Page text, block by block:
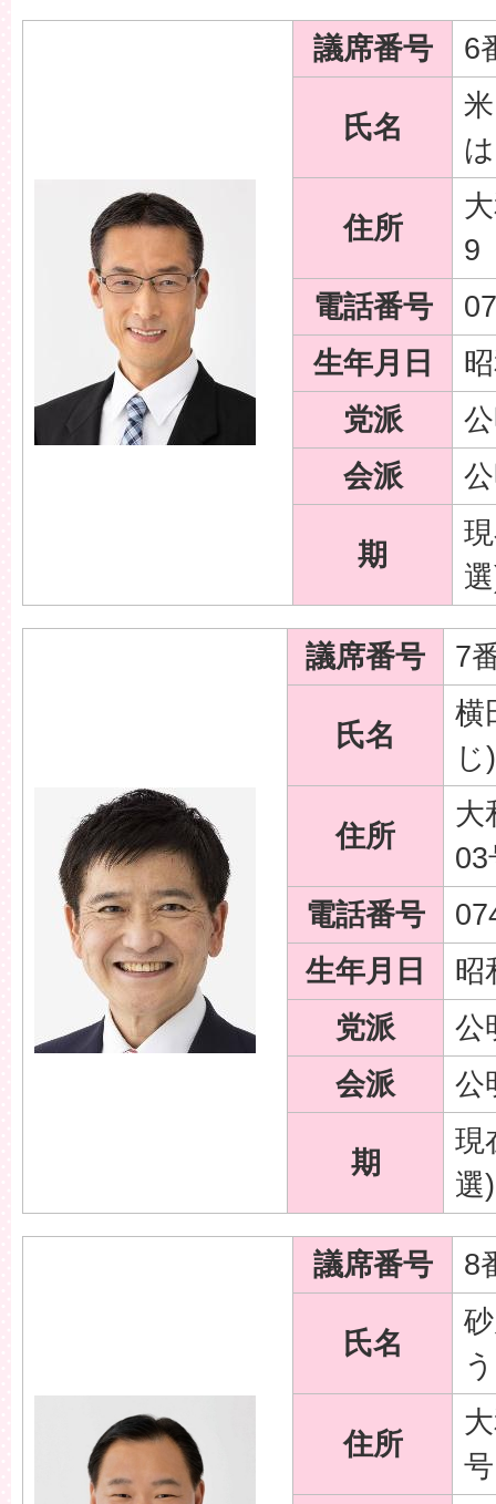
議席番号 6
氏名
住所
9
電話番号
生年月日
党派
会派
期
議席番号 7
氏名
横
じ)
住所
大
電話番号
生年月日
昭
党派
公
会派
公
期
現
選)
議席番号 8
氏名
住所
号